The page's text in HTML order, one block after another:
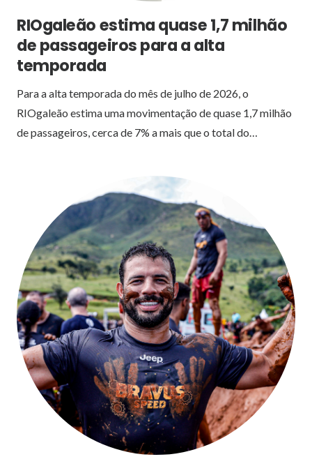
RIOgaleão estima quase 1,7 milhão
de passageiros para a alta
temporada
Para a alta temporada do mês de julho de 2026, o
RIOgaleão estima uma movimentação de quase 1,7 milhão
de passageiros, cerca de 7% a mais que o total do…